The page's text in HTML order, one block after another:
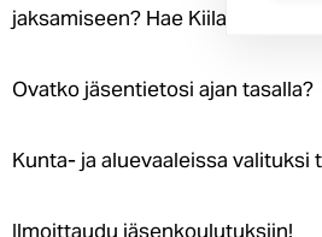
jaksamiseen? Hae Kiila-
Ovatko jäsentietosi ajan tasalla?
Kunta- ja aluevaaleissa valituksi
Ilmoittaudu jäsenkoulutuksiin!